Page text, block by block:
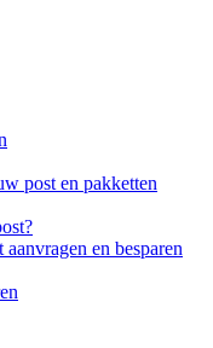
post en pakketten
en besparen